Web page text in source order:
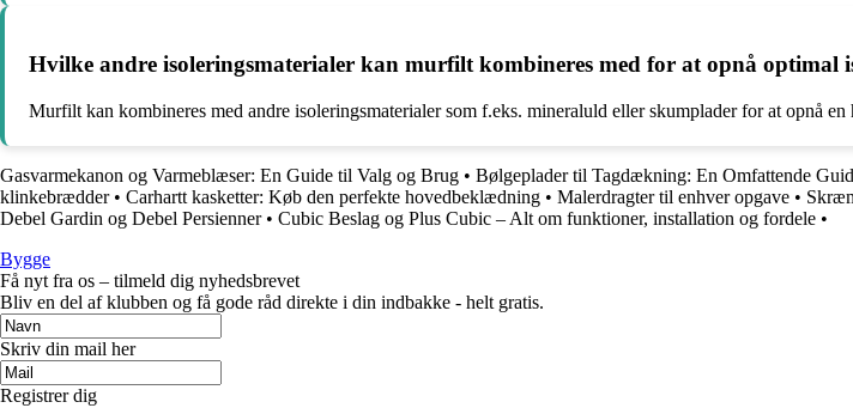
Hvilke andre isoleringsmaterialer kan murfilt kombineres med for at opnå optimal
Murfilt kan kombineres med andre isoleringsmaterialer som f.eks. mineraluld eller skumplader for at opnå
Gasvarmekanon og Varmeblæser: En Guide til Valg og Brug • Bølgeplader til Tagdækning: En Omfattende
klinkebrædder• Carhartt kasketter: Køb den perfekte hovedbeklædning • Malerdragter til enhver opgave •
Debel Gardin og Debel Persienner• Cubic Beslag og Plus Cubic – Alt om funktioner, installation og fordele •
Bygge
Få nyt fra os – tilmeld dig nyhedsbrevet
Bliv en del af klubben og få gode råd direkte i din indbakke - helt gratis.
Skriv din mail her
Registrer dig